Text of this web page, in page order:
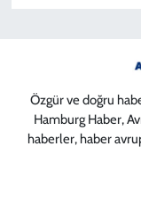
Özgür ve doğru
Hamburg Haber,
haberler, haber